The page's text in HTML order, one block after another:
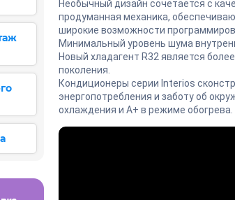
Необычный дизайн сочетается с
продуманная механика,
широкие возможности
Минимальный уровень шума
Новый хладагент R32 является
поколения.
Кондиционеры серии Interios
энергопотребления и заботу об
охлаждения и А+ в режиме обогрева.